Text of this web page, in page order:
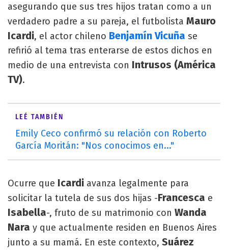
asegurando que sus tres hijos tratan como a un
verdadero padre a su pareja, el futbolista Mauro
Icardi, el actor chileno Benjamín Vicuña se
refirió al tema tras enterarse de estos dichos en
medio de una entrevista con Intrusos (América
TV).
LEÉ TAMBIÉN
Emily Ceco confirmó su relación con Roberto
García Moritán: "Nos conocimos en..."
Ocurre que Icardi avanza legalmente para
solicitar la tutela de sus dos hijas -Francesca e
Isabella-, fruto de su matrimonio con Wanda
Nara y que actualmente residen en Buenos Aires
junto a su mamá. En este contexto, Suárez